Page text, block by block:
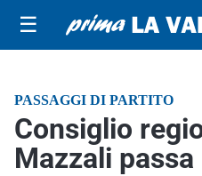
☰
PASSAGGI DI PARTITO
Consiglio
Mazzali